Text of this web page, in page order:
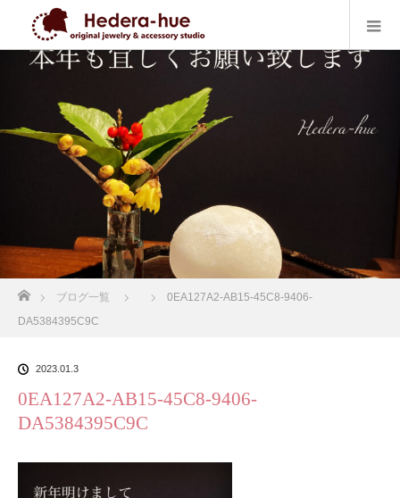
ブログ一覧
0EA127A2-AB15-45C8-9406-
DA5384395C9C
2023.01.3
0EA127A2-AB15-45C8-9406-
DA5384395C9C